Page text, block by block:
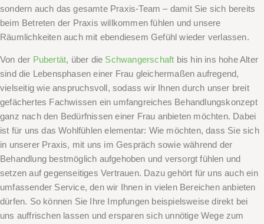
sondern auch das gesamte Praxis-Team – damit Sie sich bereits
beim Betreten der Praxis willkommen fühlen und unsere
Räumlichkeiten auch mit ebendiesem Gefühl wieder verlassen.
Von der Pubertät, über die Schwangerschaft bis hin ins hohe Alter
sind die Lebensphasen einer Frau gleichermaßen aufregend,
vielseitig wie anspruchsvoll, sodass wir Ihnen durch unser breit
gefächertes Fachwissen ein umfangreiches Behandlungskonzept
ganz nach den Bedürfnissen einer Frau anbieten möchten. Dabei
ist für uns das Wohlfühlen elementar: Wie möchten, dass Sie sich
in unserer Praxis, mit uns im Gespräch sowie während der
Behandlung bestmöglich aufgehoben und versorgt fühlen und
setzen auf gegenseitiges Vertrauen. Dazu gehört für uns auch ein
umfassender Service, den wir Ihnen in vielen Bereichen anbieten
dürfen. So können Sie Ihre Impfungen beispielsweise direkt bei
uns auffrischen lassen und ersparen sich unnötige Wege zum